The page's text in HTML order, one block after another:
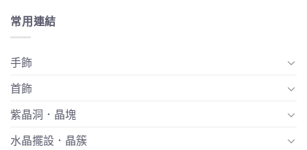
常用連結
手飾
首飾
紫晶洞．晶塊
水晶擺設．晶簇